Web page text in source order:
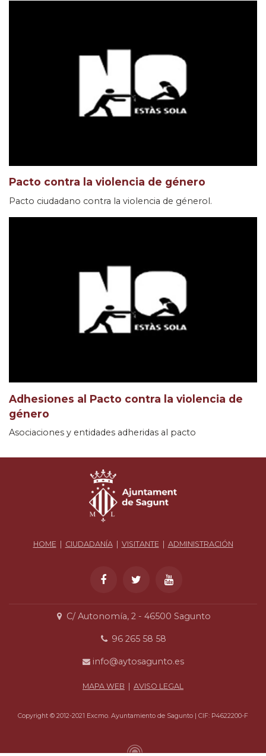
Pacto contra la violencia de género
Pacto ciudadano contra la violencia de génerol.
Adhesiones al Pacto contra la violencia de
género
Asociaciones y entidades adheridas al pacto
HOME| CIUDADANÍA| VISITANTE| ADMINISTRACIÓN
C/ Autonomía, 2 - 46500 Sagunto
96 265 58 58
info@aytosagunto.es
MAPA WEB AVISO LEGAL
Copyright © 2012-2021 Excmo. Ayuntamiento de Sagunto | CIF: P4622200-F